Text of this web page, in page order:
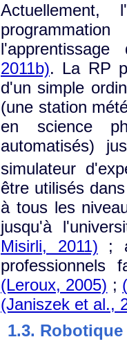
2011b). La RP
d'un simple
(une station
en science
automatisés)
simulateur
être utilisés
à tous les
jusqu'à
Misirli, 2011) ;
professionnels
(Leroux, 2005) ;
(Janiszek et al.,
1.3.